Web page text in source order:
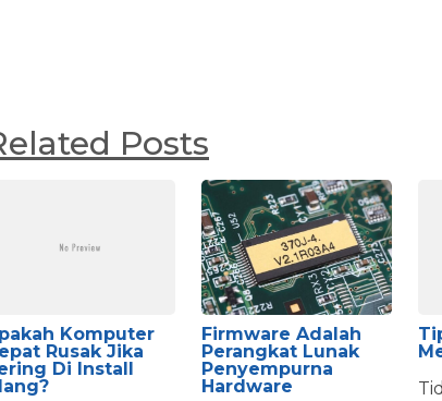
Posts
Komputer
Rusak Jika
Di Install
Firmware Adalah
Perangkat Lunak
Penyempurna
Hardware